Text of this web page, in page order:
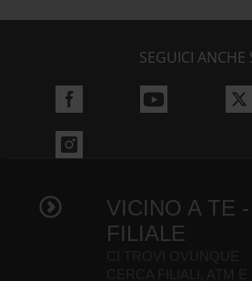
SEGUICI ANCHE
VICINO A TE
FILIALE